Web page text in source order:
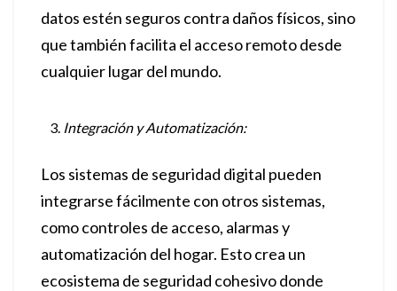
datos estén seguros contra daños físicos, sino
que también facilita el acceso remoto desde
cualquier lugar del mundo.
Integración y Automatización:
Los sistemas de seguridad digital pueden
integrarse fácilmente con otros sistemas,
como controles de acceso, alarmas y
automatización del hogar. Esto crea un
ecosistema de seguridad cohesivo donde